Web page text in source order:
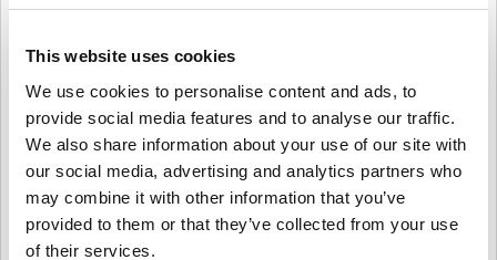
This website uses cookies
We use cookies to personalise content and ads, to
provide social media features and to analyse our traffic.
We also share information about your use of our site with
our social media, advertising and analytics partners who
may combine it with other information that you’ve
provided to them or that they’ve collected from your use
of their services.
formularios engorrosos o encuestas para completar y solo
requiere una dirección de correo electrónico y un método de pago
válido, por lo que el proceso de compra de Crysis 3 PC (ORIGIN) WW
Cómo funciona en Livecards.net